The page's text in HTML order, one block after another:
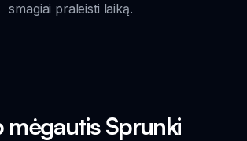
smagiai praleisti laiką.
mėgautis Sprunki